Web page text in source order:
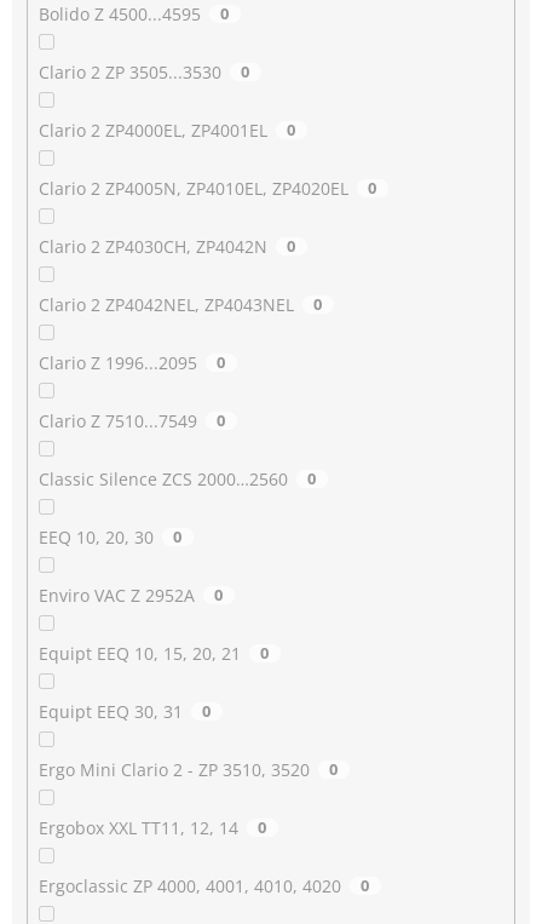
Bolido Z 4500...4595 0
Clario 2 ZP 3505...3530 0
Clario 2 ZP4000EL, ZP4001EL 0
Clario 2 ZP4005N, ZP4010EL, ZP4020EL 0
Clario 2 ZP4030CH, ZP4042N 0
Clario 2 ZP4042NEL, ZP4043NEL 0
Clario Z 1996...2095 0
Clario Z 7510...7549 0
Classic Silence ZCS 2000…2560 0
EEQ 10, 20, 30 0
Enviro VAC Z 2952A 0
Equipt EEQ 10, 15, 20, 21 0
Equipt EEQ 30, 31 0
Ergo Mini Clario 2 - ZP 3510, 3520 0
Ergobox XXL TT11, 12, 14 0
Ergoclassic ZP 4000, 4001, 4010, 4020 0